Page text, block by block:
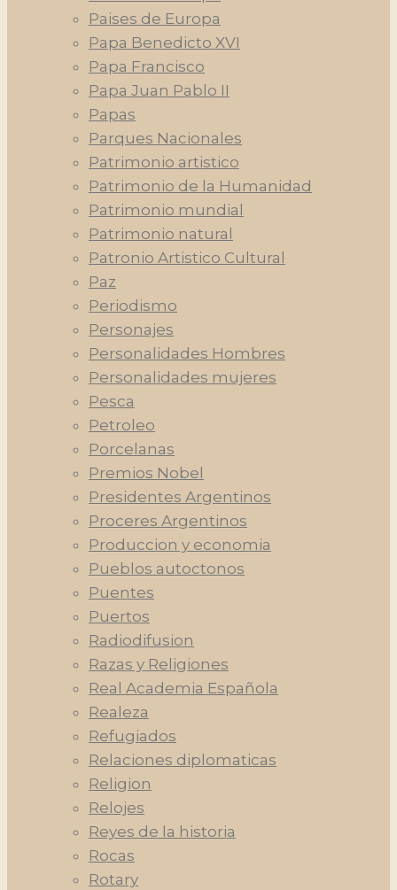
Paises de Europa
Papa Benedicto XVI
Papa Francisco
Papa Juan Pablo II
Papas
Parques Nacionales
Patrimonio artistico
Patrimonio de la Humanidad
Patrimonio mundial
Patrimonio natural
Patronio Artistico Cultural
Paz
Periodismo
Personajes
Personalidades Hombres
Personalidades mujeres
Pesca
Petroleo
Porcelanas
Premios Nobel
Presidentes Argentinos
Proceres Argentinos
Produccion y economia
Pueblos autoctonos
Puentes
Puertos
Radiodifusion
Razas y Religiones
Real Academia Española
Realeza
Refugiados
Relaciones diplomaticas
Religion
Relojes
Reyes de la historia
Rocas
Rotary